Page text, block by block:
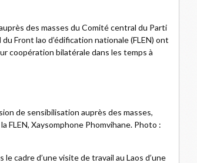
des masses du Comité central du Parti
Front lao d’édification nationale (FLEN) ont
coopération bilatérale dans les temps à
de sensibilisation auprès des masses,
FLEN, Xaysomphone Phomvihane. Photo :
cadre d’une visite de travail au Laos d’une